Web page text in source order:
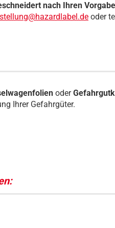
nach Ihren
oder
oder
Ihrer Gefahrgüter.